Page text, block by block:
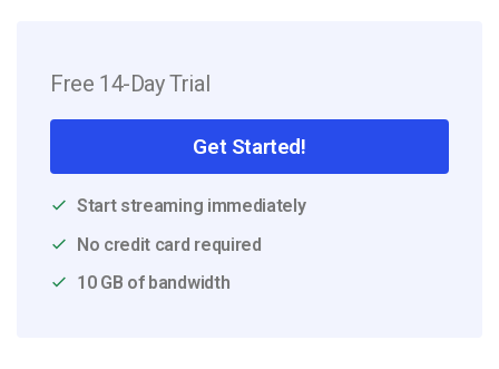
Free 14-Day Trial
Get Started!
Start streaming immediately
No credit card required
10 GB of bandwidth